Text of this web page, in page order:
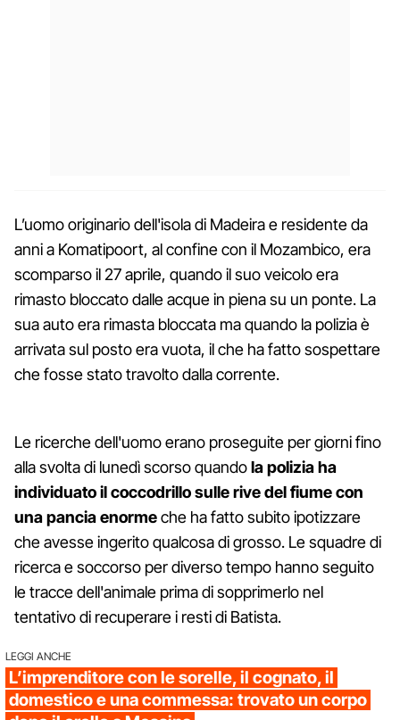
L’uomo originario dell'isola di Madeira e residente da
anni a Komatipoort, al confine con il Mozambico, era
scomparso il 27 aprile, quando il suo veicolo era
rimasto bloccato dalle acque in piena su un ponte. La
sua auto era rimasta bloccata ma quando la polizia è
arrivata sul posto era vuota, il che ha fatto sospettare
che fosse stato travolto dalla corrente.
Le ricerche dell'uomo erano proseguite per giorni fino
alla svolta di lunedì scorso quandola polizia ha
individuato il coccodrillo sulle rive del fiume con
una pancia enormeche ha fatto subito ipotizzare
che avesse ingerito qualcosa di grosso. Le squadre di
ricerca e soccorso per diverso tempo hanno seguito
le tracce dell'animale prima di sopprimerlo nel
tentativo di recuperare i resti di Batista.
LEGGI ANCHE
L’imprenditore con le sorelle, il cognato, il
domestico e una commessa: trovato un corpo